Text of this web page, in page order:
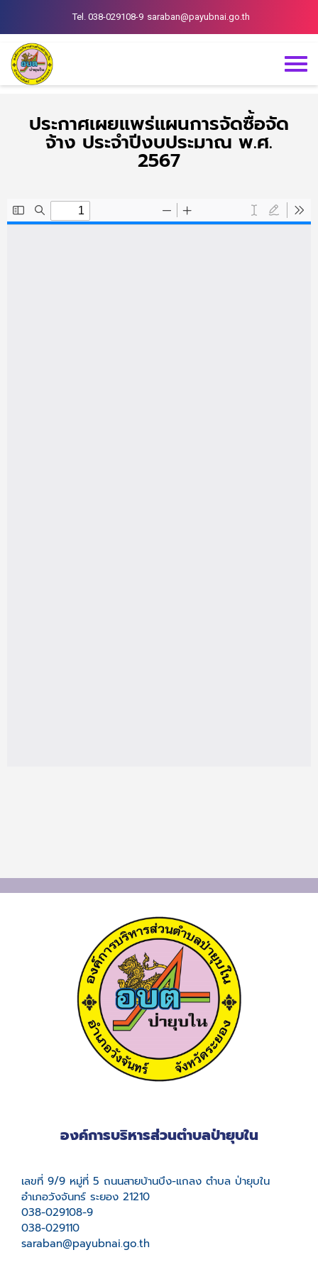
Tel. 038-029108-9 saraban@payubnai.go.th
ประกาศเผยแพร่แผนการจัดซื้อจัด
จ้าง ประจำปีงบประมาณ พ.ศ.
2567
องค์การบริหารส่วนตำบลป่ายุบใน
เลขที่ 9/9 หมู่ที่ 5 ถนนสายบ้านบึง-แกลง ตำบล ป่ายุบใน
อำเภอวังจันทร์ ระยอง 21210
038-029108-9
038-029110
saraban@payubnai.go.th